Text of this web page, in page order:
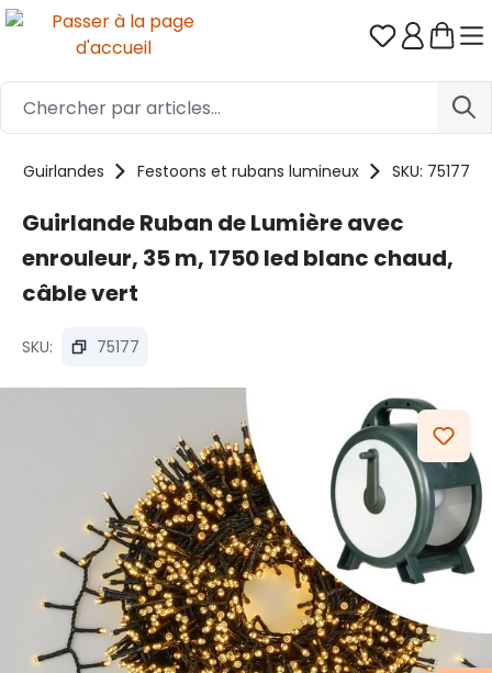
Passer au contenu principal Vous avez
Guirlandes Festoons et rubans lumineux SKU: 75177
Guirlande Ruban de Lumière avec
enrouleur, 35 m, 1750 led blanc chaud,
câble vert
SKU: 75177